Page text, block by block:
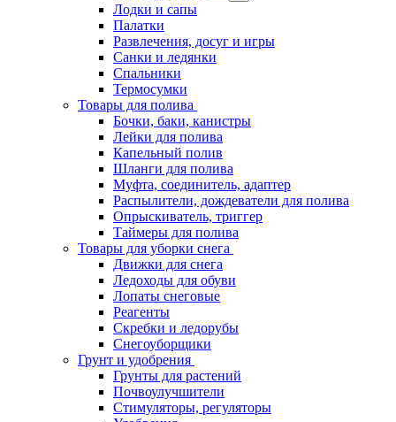
Лодки и сапы
Палатки
Развлечения, досуг и игры
Санки и ледянки
Спальники
Термосумки
Товары для полива
Бочки, баки, канистры
Лейки для полива
Капельный полив
Шланги для полива
Муфта, соединитель, адаптер
Распылители, дождеватели для полива
Опрыскиватель, триггер
Таймеры для полива
Товары для уборки снега
Движки для снега
Ледоходы для обуви
Лопаты снеговые
Реагенты
Скребки и ледорубы
Снегоуборщики
Грунт и удобрения
Грунты для растений
Почвоулучшители
Стимуляторы, регуляторы